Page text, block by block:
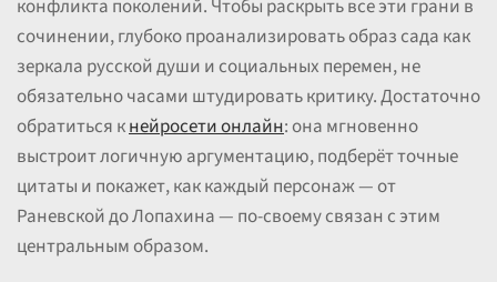
конфликта поколений. Чтобы раскрыть все эти грани в
сочинении, глубоко проанализировать образ сада как
зеркала русской души и социальных перемен, не
обязательно часами штудировать критику. Достаточно
обратиться кнейросети онлайн: она мгновенно
выстроит логичную аргументацию, подберёт точные
цитаты и покажет, как каждый персонаж — от
Раневской до Лопахина — по-своему связан с этим
центральным образом.